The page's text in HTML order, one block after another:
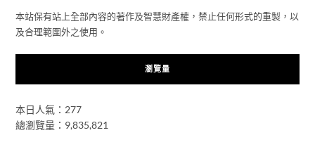
本站保有站上全部內容的著作及智慧財產權，禁止任何形式的重製，以
及合理範圍外之使用。
瀏覽量
本日人氣：277
總瀏覽量：9,835,821